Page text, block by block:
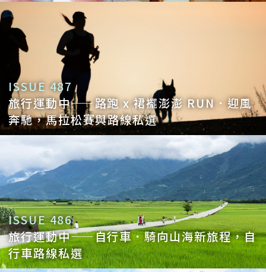
真的很辛苦；不過，十歲的生日值得一個很
好的禮物！今年來不及把這個禮物做出來，
我們正在努力把這十年的精彩集結成一本
書，紙本看到的感動會很不一樣，期待在明
年夏天前送給大家！
ISSUE 487
旅行運動中——路跑 x 裙襬澎澎 RUN．迎風
奔馳，馬拉松賽與路線私選
ISSUE 486
旅行運動中——自行車．騎向山海新旅程，自
行車路線私選